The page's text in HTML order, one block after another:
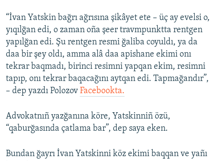
“İvan Yatskin bağrı ağrısına şikâyet ete – üç ay evelsi o,
yıqılğan edi, o zaman oña şeer travmpunktta rentgen
yapılğan edi. Şu rentgen resmi ğaliba coyuldı, ya da
daa bir şey oldı, amma alâ daa apishane ekimi onı
tekrar baqmadı, birinci resimni yapqan ekim, resimni
tapıp, onı tekrar baqacağını aytqan edi. Tapmağandır”,
– dep yazdı Polozov Facebookta.
Advokatnıñ yazğanına köre, Yatskinniñ özü,
“qaburğasında çatlama bar”, dep saya eken.
Bundan ğayrı İvan Yatskinni köz ekimi baqqan ve yañı